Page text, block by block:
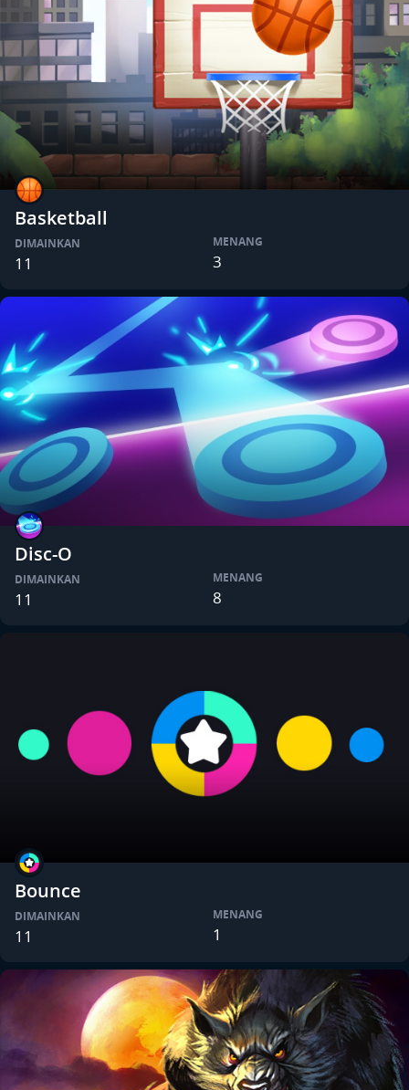
Basketball
DIMAINKAN
11
MENANG
3
Disc-O
DIMAINKAN
11
MENANG
8
Bounce
DIMAINKAN
11
MENANG
1